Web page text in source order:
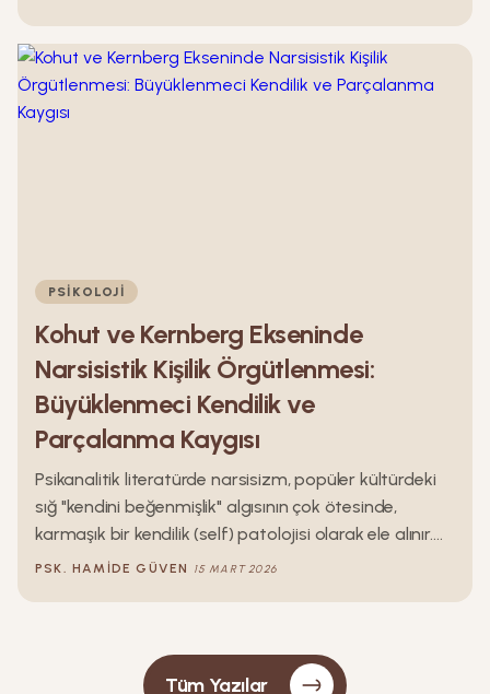
PSIKOLOJI
Kohut ve Kernberg Ekseninde
Narsisistik Kişilik Örgütlenmesi:
Büyüklenmeci Kendilik ve
Parçalanma Kaygısı
Psikanalitik literatürde narsisizm, popüler kültürdeki
sığ "kendini beğenmişlik" algısının çok ötesinde,
karmaşık bir kendilik (self) patolojisi olarak ele alınır.
Narsisistik kişilik örgütlenmesinin doğasını, gelişimsel
PSK. HAMIDE GÜVEN 15 MART 2026
Tüm Yazılar